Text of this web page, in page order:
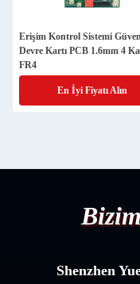
Erişim Kontrol Sistemi
Devre Kartı PCB 1.6mm 4
FR4
En İyi Fiyatı Alın
Shenzhen